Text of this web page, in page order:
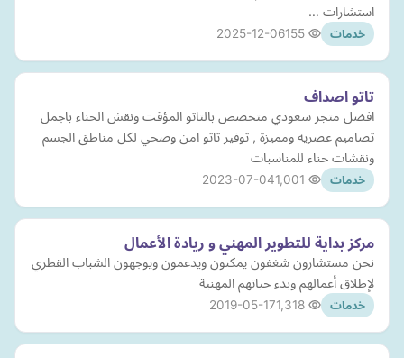
استشارات …
خدمات 2025-12-06
تاتو اصداف
افضل متجر سعودي متخصص بالتاتو المؤقت ونقش الحناء باجمل
تصاميم عصريه ومميزة , توفير تاتو امن وصحي لكل مناطق الجسم
ونقشات حناء للمناسبات
خدمات 2023-07-04
مركز بداية للتطوير المهني و ريادة الأعمال
نحن مستشارون شغفون يمكنون ويدعمون ويوجهون الشباب القطري
لإطلاق أعمالهم وبدء حياتهم المهنية
خدمات 2019-05-17